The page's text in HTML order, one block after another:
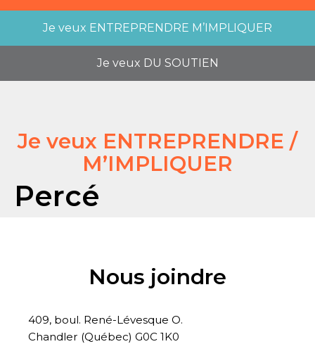
Je veux ENTREPRENDRE M’IMPLIQUER
Je veux DU SOUTIEN
Je veux ENTREPRENDRE /
M’IMPLIQUER
Percé
Nous joindre
409, boul. René-Lévesque O.
Chandler (Québec) G0C 1K0